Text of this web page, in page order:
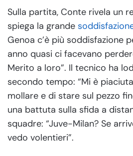
Sulla partita, Conte rivela un
spiega la grande
Genoa c’è più soddisfazione
anno quasi ci facevano
Merito a loro”. Il tecnico ha
secondo tempo: “Mi è
mollare e di stare sul pezzo
una battuta sulla sfida a
squadre: “Juve-Milan? Se
vedo volentieri”.